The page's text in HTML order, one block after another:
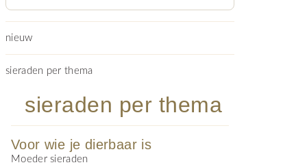
nieuw
sieraden per thema
sieraden per thema
Voor wie je dierbaar is
Moeder sieraden